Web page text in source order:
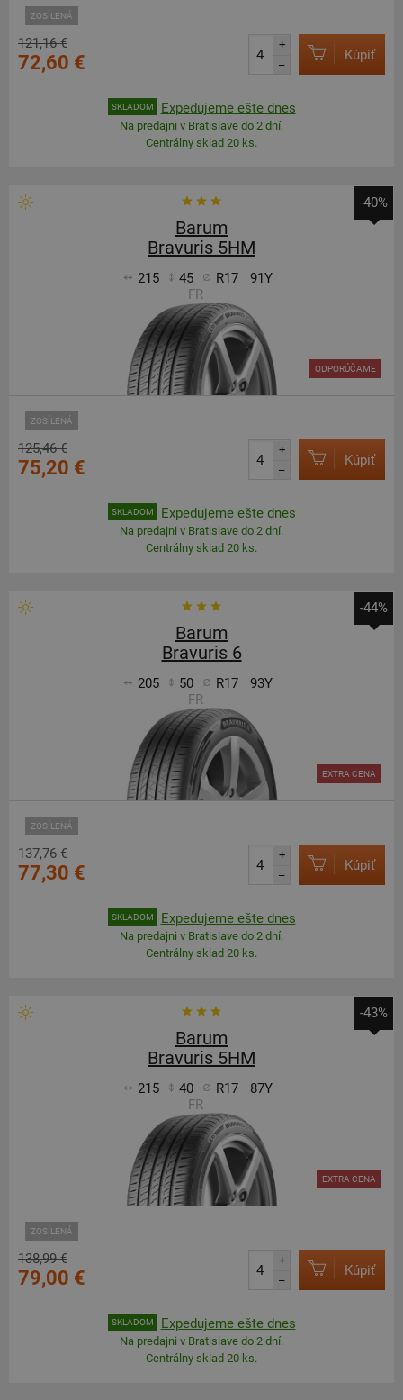
ZOSÍLENÁ
121,16 €
72,60 €
+
–
Kúpiť
SKLADOM Expedujeme ešte dnes
Na predajni v Bratislave do 2 dní.
Centrálny sklad 20 ks.
-40%
Barum
Bravuris 5HM
215 45 R17
91Y
FR
ZOSÍLENÁ
ODPORÚČAME
125,46 €
75,20 €
+
–
Kúpiť
SKLADOM Expedujeme ešte dnes
Na predajni v Bratislave do 2 dní.
Centrálny sklad 20 ks.
-44%
Barum
Bravuris 6
205 50 R17
93Y
FR
ZOSÍLENÁ
EXTRA CENA
137,76 €
77,30 €
+
–
Kúpiť
SKLADOM Expedujeme ešte dnes
Na predajni v Bratislave do 2 dní.
Centrálny sklad 20 ks.
-43%
Barum
Bravuris 5HM
215 40 R17
87Y
FR
ZOSÍLENÁ
EXTRA CENA
138,99 €
79,00 €
+
–
Kúpiť
SKLADOM Expedujeme ešte dnes
Na predajni v Bratislave do 2 dní.
Centrálny sklad 20 ks.